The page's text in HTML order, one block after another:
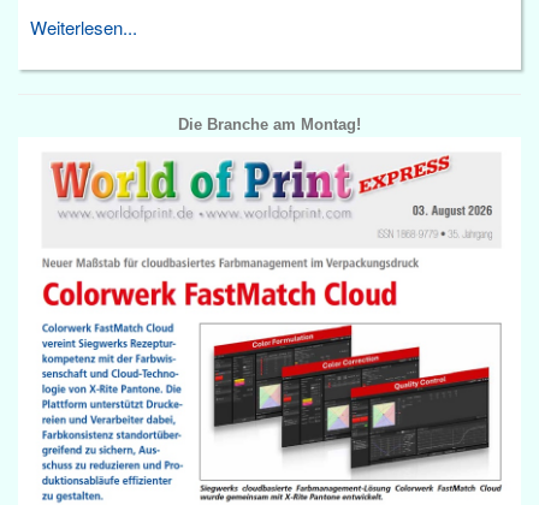
Weiterlesen...
Die Branche am Montag!